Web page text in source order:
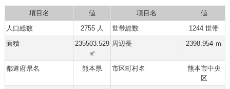
項目名 値 項目名
値
人口総数
2755 人 世帯総数
1244 世帯
面積
235503.529
㎡
周辺長 2398.954 ｍ
都道府県名 熊本県 市区町村名
熊本市中央
区